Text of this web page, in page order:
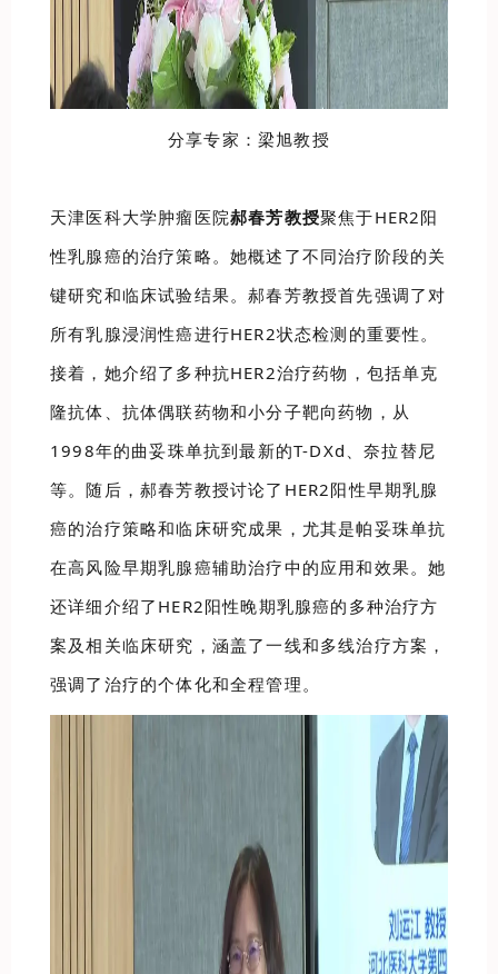
分享专家：梁旭教授
天津医科大学肿瘤医院郝春芳教授聚焦于HER2阳
性乳腺癌的治疗策略。她概述了不同治疗阶段的关
键研究和临床试验结果。郝春芳教授首先强调了对
所有乳腺浸润性癌进行HER2状态检测的重要性。
接着，她介绍了多种抗HER2治疗药物，包括单克
隆抗体、抗体偶联药物和小分子靶向药物，从
1998年的曲妥珠单抗到最新的T-DXd、奈拉替尼
等。随后，郝春芳教授讨论了HER2阳性早期乳腺
癌的治疗策略和临床研究成果，尤其是帕妥珠单抗
在高风险早期乳腺癌辅助治疗中的应用和效果。她
还详细介绍了HER2阳性晚期乳腺癌的多种治疗方
案及相关临床研究，涵盖了一线和多线治疗方案，
强调了治疗的个体化和全程管理。